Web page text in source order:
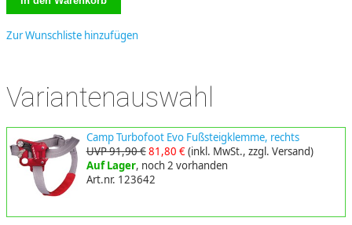
Zur Wunschliste hinzufügen
Variantenauswahl
Camp Turbofoot Evo Fußsteigklemme, rechts
UVP 91,90 €81,80 €(inkl. MwSt., zzgl. Versand)
Auf Lager, noch 2 vorhanden
Art.nr. 123642